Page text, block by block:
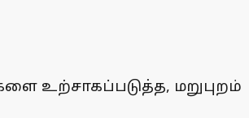
உற்சாகப்படுத்த, மறுபுறம்